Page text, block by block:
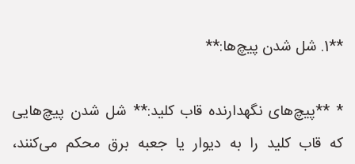
**1. شل شدن پیچ‌ها:**
* **پیچ‌های نگهدارنده قاب کلید:** شل شدن پیچ‌هایی
که قاب کلید را به دیوار یا جعبه برق محکم می‌کنند،